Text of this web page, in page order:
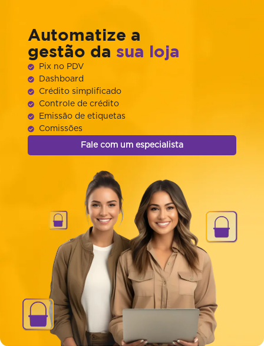
Automatize a
gestão da sua loja
Pix no PDV
Dashboard
Crédito simplificado
Controle de crédito
Emissão de etiquetas
Comissões
Fale com um especialista